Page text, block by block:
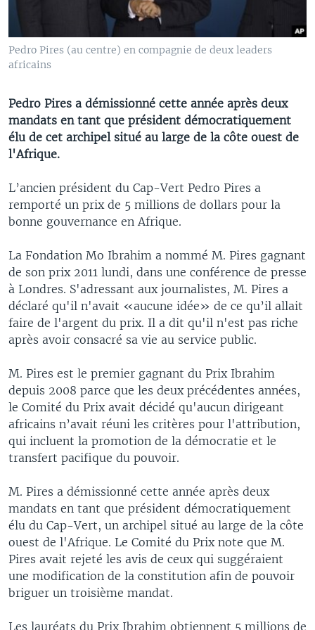
Pedro Pires (au centre) en compagnie de deux leaders
africains
Pedro Pires a démissionné cette année après deux
mandats en tant que président démocratiquement
élu de cet archipel situé au large de la côte ouest de
l'Afrique.
L’ancien président du Cap-Vert Pedro Pires a
remporté un prix de 5 millions de dollars pour la
bonne gouvernance en Afrique.
La Fondation Mo Ibrahim a nommé M. Pires gagnant
de son prix 2011 lundi, dans une conférence de presse
à Londres. S'adressant aux journalistes, M. Pires a
déclaré qu'il n'avait «aucune idée» de ce qu’il allait
faire de l'argent du prix. Il a dit qu'il n'est pas riche
après avoir consacré sa vie au service public.
M. Pires est le premier gagnant du Prix Ibrahim
depuis 2008 parce que les deux précédentes années,
le Comité du Prix avait décidé qu'aucun dirigeant
africains n’avait réuni les critères pour l'attribution,
qui incluent la promotion de la démocratie et le
transfert pacifique du pouvoir.
M. Pires a démissionné cette année après deux
mandats en tant que président démocratiquement
élu du Cap-Vert, un archipel situé au large de la côte
ouest de l'Afrique. Le Comité du Prix note que M.
Pires avait rejeté les avis de ceux qui suggéraient
une modification de la constitution afin de pouvoir
briguer un troisième mandat.
Les lauréats du Prix Ibrahim obtiennent 5 millions de